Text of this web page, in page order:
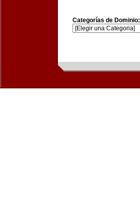
Categorías de Dominio: